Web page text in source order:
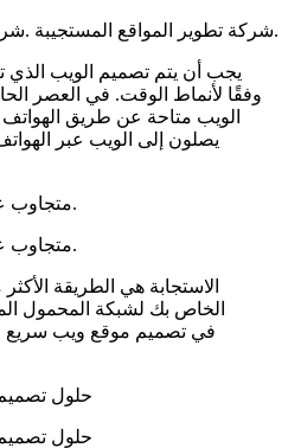
شركة تطوير المواقع المستجيبة.
يجب أن يتم تصميم الويب الذي تم
وفقًا لأنماط الوقت. في العصر
الويب متاحة عن طريق الهواتف
يصلون إلى الويب عبر
متجاوب عبر المتصفحات والأجهزة.
متجاوب عبر المتصفحات والأجهزة.
الاستجابة هي الطريقة
الخاص بك لشبكة المحمول
في تصميم موقع ويب سريع
حلول
حلول